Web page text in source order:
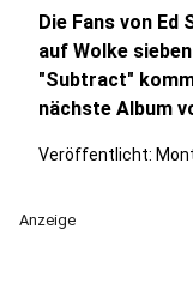
Die Fans von Ed
auf Wolke
"Subtract"
nächste Album
Veröffentlicht:
Anzeige